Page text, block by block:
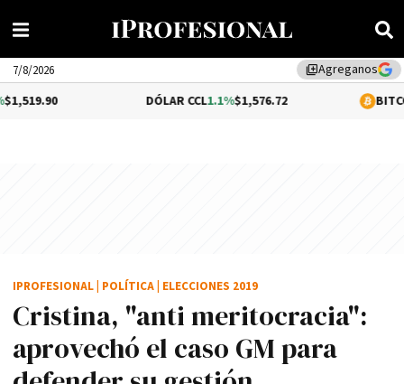
library_addAgreganos
7/8/2026
1.1%$1,576.72 0.05%
Cristina, "anti meritocracia":
aprovechó el caso GM para
IPROFESIONAL POLÍTICA ELECCIONES 2019